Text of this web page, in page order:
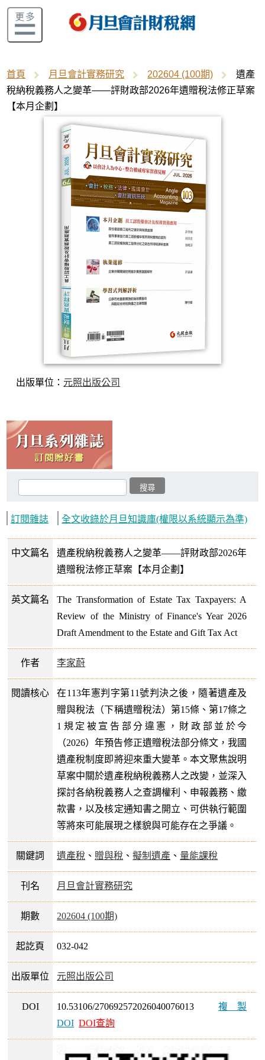
首頁 月旦會計實務研究 202604 (100期)
遺產
稅納稅義務人之變革——評財政部2026年遺贈稅法修正草案
【本月企劃】
出版單位： 元照出版公司
訂閱雜誌 全文收錄於月旦知識庫(權限以系統顯示為準)
中文篇名
遺產稅納稅義務人之變革——評財政部2026年
遺贈稅法修正草案【本月企劃】
英文篇名
The Transformation of Estate Tax Taxpayers: A
Review of the Ministry of Finance's Year 2026
Draft Amendment to the Estate and Gift Tax Act
作者 李家蔚
閱讀核心
在113年憲判字第11號判決之後，隨著遺產及
贈與稅法（下稱遺贈稅法）第15條、第17條之
1規定被宣告部分違憲，財政部並於今
（2026）年預告修正遺贈稅法部分條文，我國
遺產稅制度即將迎來重大變革。本文聚焦說明
草案中關於遺產稅納稅義務人之改變，並深入
探討各納稅義務人之查調權利、申報義務、繳
款書，以及核定通知書之開立、可供執行範圍
等將來可能展現之樣貌與可能存在之爭議。
關鍵詞 遺產稅 、 贈與稅 、擬制遺產 、 量能課稅
刊名 月旦會計實務研究
期數 202604 (100期)
起訖頁 032-042
出版單位 元照出版公司
DOI 10.53106/270692572026040076013 複製
DOI DOI查詢